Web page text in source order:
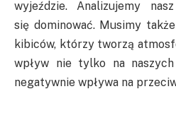
wyjeździe. Analizujemy
się dominować. Musimy
kibiców, którzy tworzą
wpływ nie tylko na
negatywnie wpływa na